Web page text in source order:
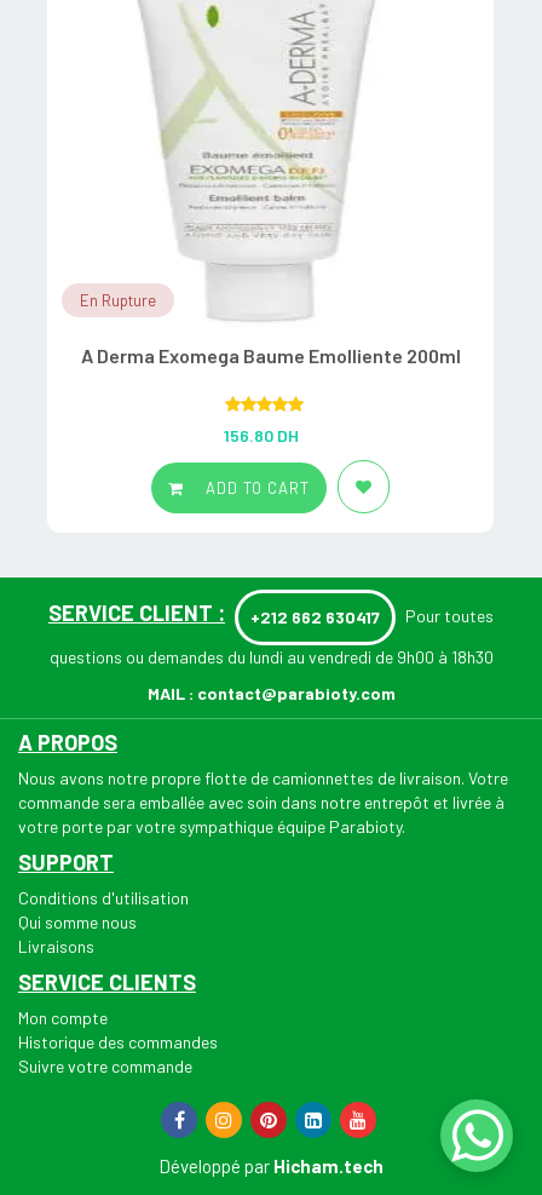
En Rupture
A Derma Exomega Baume Emolliente 200ml
out of 5
156.80 DH
ADD TO CART
SERVICE CLIENT : +212 662 630417 Pour toutes
questions ou demandes du lundi au vendredi de 9h00 à 18h30
MAIL : contact@parabioty.com
A PROPOS
Nous avons notre propre flotte de camionnettes de livraison. Votre
commande sera emballée avec soin dans notre entrepôt et livrée à
votre porte par votre sympathique équipe Parabioty.
SUPPORT
Conditions d'utilisation
Qui somme nous
Livraisons
SERVICE CLIENTS
Mon compte
Historique des commandes
Suivre votre commande
Développé par Hicham.tech